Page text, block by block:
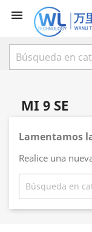

MI 9 SE
Lamentamos
Realice una